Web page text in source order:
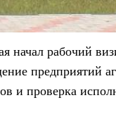
начал рабочий
предприятий
и проверка